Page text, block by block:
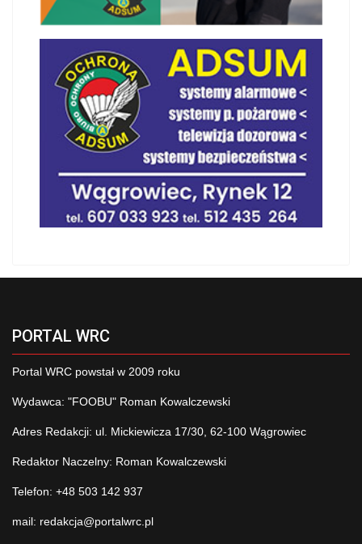
PORTAL WRC
Portal WRC powstał w 2009 roku
Wydawca: "FOOBU" Roman Kowalczewski
Adres Redakcji: ul. Mickiewicza 17/30, 62-100 Wągrowiec
Redaktor Naczelny: Roman Kowalczewski
Telefon: +48 503 142 937
mail: redakcja@portalwrc.pl